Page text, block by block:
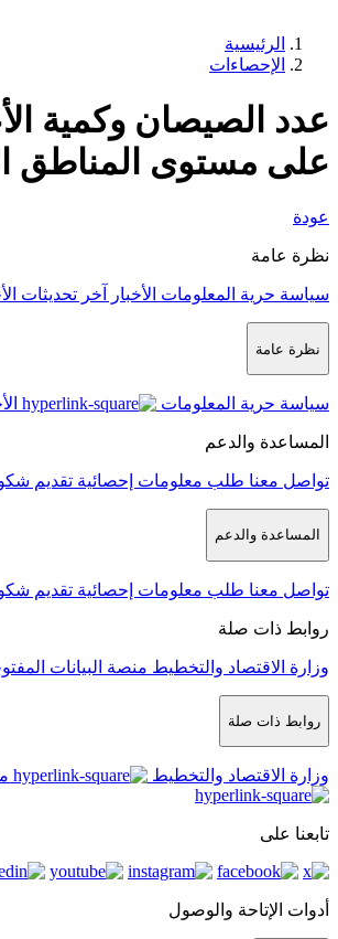
الرئيسية
الإحصاءات
عدد الصيصان وكمية
على مستوى المناطق
عودة
نظرة عامة
سياسة حرية المعلومات الأخبار آخر تحديثات
نظرة عامة
سياسة حرية المعلومات
المساعدة والدعم
تواصل معنا طلب معلومات إحصائية تقديم
المساعدة والدعم
تواصل معنا طلب معلومات إحصائية تقديم
روابط ذات صلة
وزارة الاقتصاد والتخطيط منصة البيانات
روابط ذات صلة
وزارة الاقتصاد والتخطيط
تابعنا على
أدوات الإتاحة والوصول